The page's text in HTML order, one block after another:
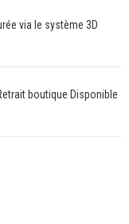
via le système 3D
boutique Disponible